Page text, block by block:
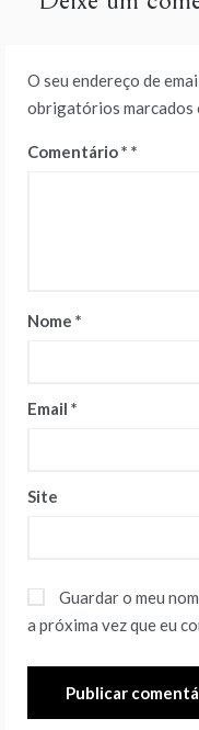
O seu endereço de
obrigatórios marcados
Comentário*
Nome *
Email *
Site
Guardar o meu
a próxima vez que eu